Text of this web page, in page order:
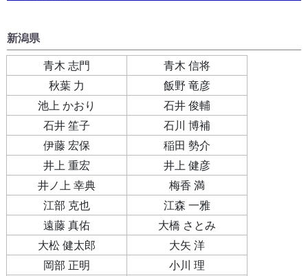
新潟県
青木 志門
青木 信将
秋葉 力
飯野 竜彦
池上 かおり
石井 俊輔
石井 笙子
石川 博補
伊藤 宏保
稲田 勢介
井上 重宏
井上 健彦
井ノ上 幸典
梅香 満
江部 克也
江森 一雅
遠藤 真佑
大橋 さとみ
大松 健太郎
大矢 洋
岡部 正明
小川 理